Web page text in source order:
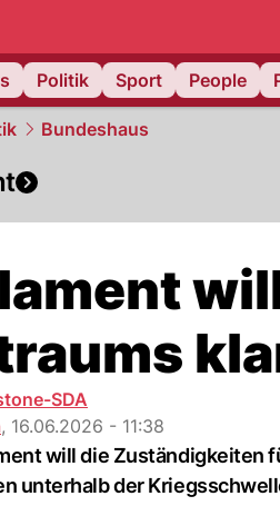
Politik Sport People
Bundeshaus
SDA
, 16.06.2026 - 11:38
will die Zuständigkeiten
unterhalb der